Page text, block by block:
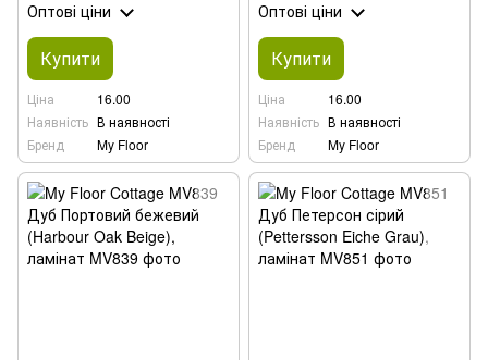
Оптові ціни
Купити
Ціна
16.00
Наявність В наявності
Бренд
My Floor
Оптові ціни
Купити
Ціна
16.00
Наявність В наявності
Бренд
My Floor